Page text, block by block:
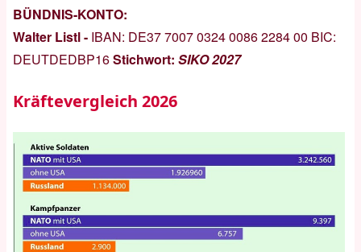
BÜNDNIS-KONTO:
Walter Listl - IBAN: DE37 7007 0324 0086 2284 00 BIC:
DEUTDEDBP16Stichwort: SIKO 2027
Kräftevergleich 2026